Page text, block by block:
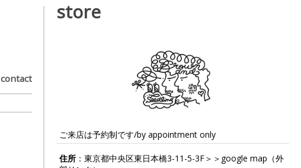
contact
store
ご来店は予約制です/by appointment only
住所 ：東京都中央区東日本橋3-11-5-3F＞＞ google map （外